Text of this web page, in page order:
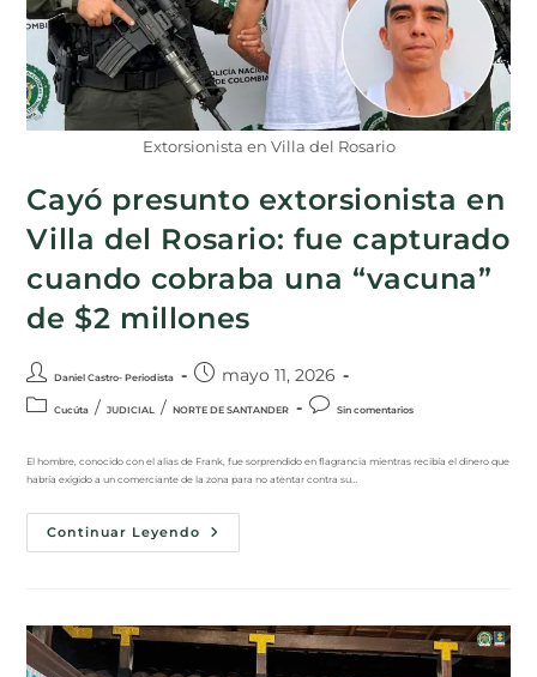
Extorsionista en Villa del Rosario
Cayó presunto extorsionista en
Villa del Rosario: fue capturado
cuando cobraba una “vacuna”
de $2 millones
Daniel Castro- Periodista mayo 11, 2026
Cucúta / JUDICIAL / NORTE DE SANTANDER Sin comentarios
El hombre, conocido con el alias de Frank, fue sorprendido en flagrancia mientras recibía el dinero que
habría exigido a un comerciante de la zona para no atentar contra su…
Continuar Leyendo